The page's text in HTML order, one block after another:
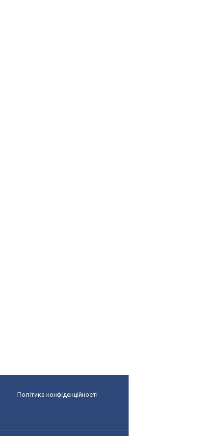
Політика конфіденційності